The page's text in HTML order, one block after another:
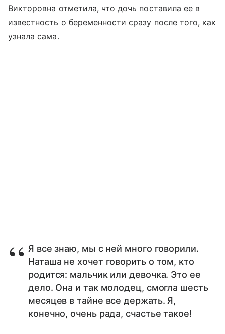
Викторовна отметила, что дочь поставила ее в
известность о беременности сразу после того, как
узнала сама.
Я все знаю, мы с ней много говорили.
Наташа не хочет говорить о том, кто
родится: мальчик или девочка. Это ее
дело. Она и так молодец, смогла шесть
месяцев в тайне все держать. Я,
конечно, очень рада, счастье такое!